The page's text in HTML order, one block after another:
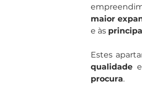
maior
e às
qualidade e
procura.